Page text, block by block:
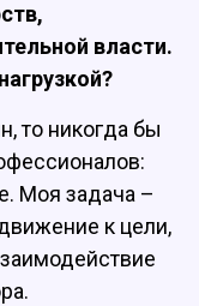
власти.
то никогда бы
Моя задача –
к цели,